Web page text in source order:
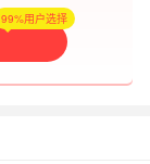
99%用户选择